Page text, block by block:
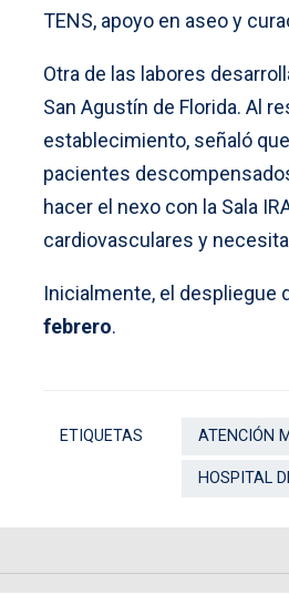
TENS, apoyo en aseo y
Otra de las labores
San Agustín de Florida. Al
establecimiento, señaló
pacientes
hacer el nexo con la Sala
cardiovasculares y
Inicialmente, el despliegue
febrero.
ETIQUETAS ATENCIÓN
HOSPITAL